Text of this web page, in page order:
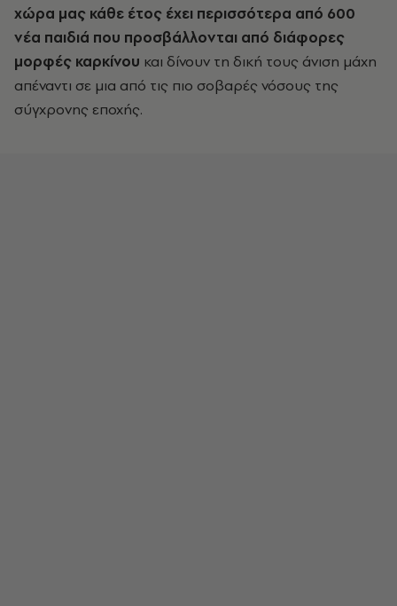
χώρα μας κάθε έτος έχει περισσότερα από 600
νέα παιδιά που προσβάλλονται από διάφορες
μορφές καρκίνου και δίνουν τη δική τους άνιση μάχη
απέναντι σε μια από τις πιο σοβαρές νόσους της
σύγχρονης εποχής.